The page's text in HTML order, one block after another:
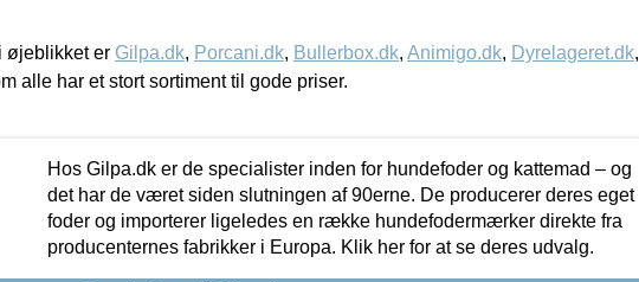
øjeblikket er Gilpa.dk, Porcani.dk, Bullerbox.dk, Animigo.dk, Dyrelageret.dk,
alle har et stort sortiment til gode priser.
Hos Gilpa.dk er de specialister inden for hundefoder og kattemad – og
det har de været siden slutningen af 90erne. De producerer deres eget
foder og importerer ligeledes en række hundefodermærker direkte fra
producenternes fabrikker i Europa. Klik her for at se deres udvalg.